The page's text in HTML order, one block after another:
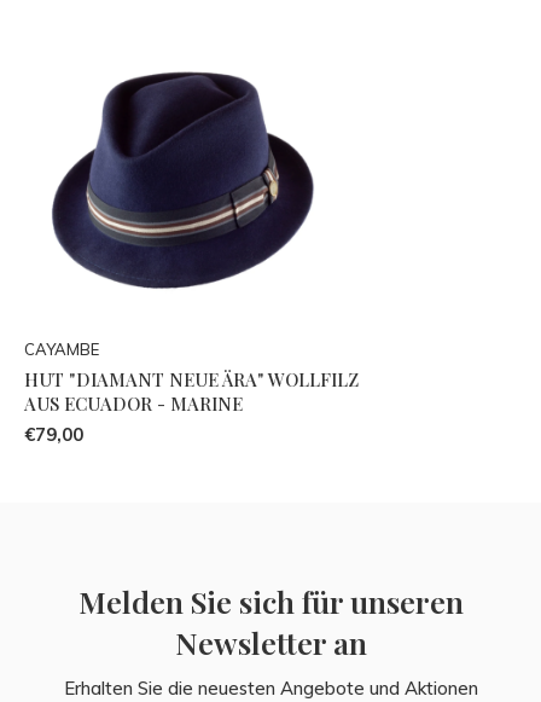
CAYAMBE
HUT "DIAMANT NEUE ÄRA" WOLLFILZ
AUS ECUADOR - MARINE
€79,00
Melden Sie sich für unseren
Newsletter an
Erhalten Sie die neuesten Angebote und Aktionen